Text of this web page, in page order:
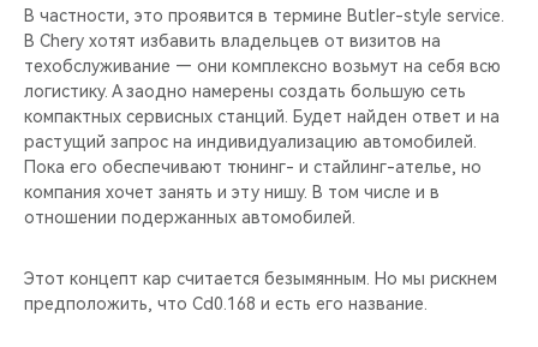
В частности, это проявится в термине Butler-style service.
В Chery хотят избавить владельцев от визитов на
техобслуживание — они комплексно возьмут на себя всю
логистику. А заодно намерены создать большую сеть
компактных сервисных станций. Будет найден ответ и на
растущий запрос на индивидуализацию автомобилей.
Пока его обеспечивают тюнинг- и стайлинг-ателье, но
компания хочет занять и эту нишу. В том числе и в
отношении подержанных автомобилей.
Этот концепт кар считается безымянным. Но мы рискнем
предположить, что Cd0.168 и есть его название.